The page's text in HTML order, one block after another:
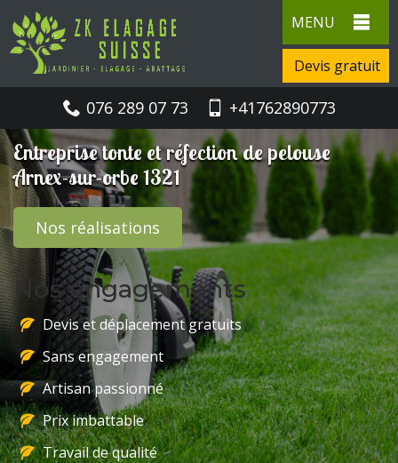
MENU
Devis gratuit
076 289 07 73 +41762890773
Entreprise tonte et réfection de pelouse
Arnex-sur-orbe 1321
Nos réalisations
Nos engagements
Devis et déplacement gratuits
Sans engagement
Artisan passionné
Prix imbattable
Travail de qualité